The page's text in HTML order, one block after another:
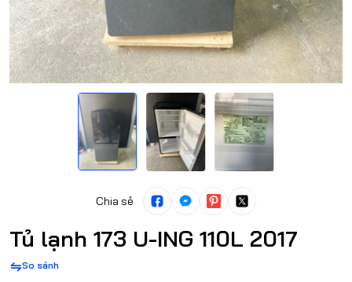
Chia sẻ
Tủ lạnh 173 U-ING 110L 2017
So sánh